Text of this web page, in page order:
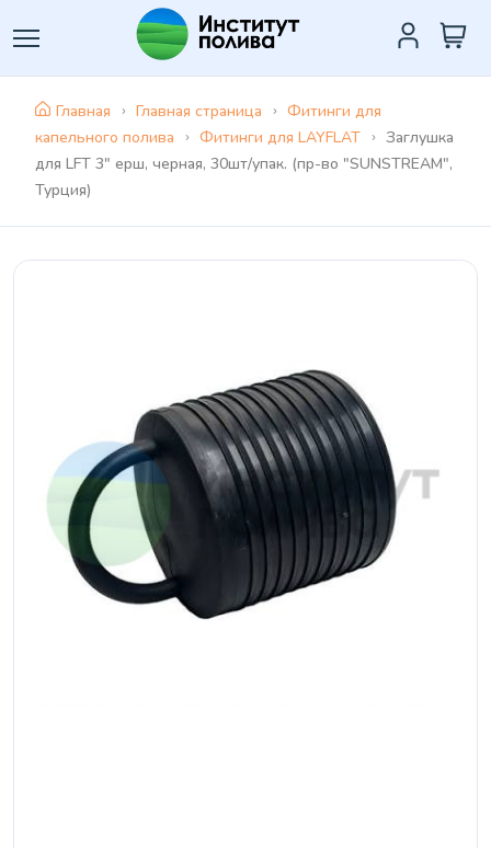
Главная Главная страница
Фитинги для
капельного полива
Фитинги для LAYFLAT
Заглушка
для LFT 3" ерш, черная, 30шт/упак. (пр-во "SUNSTREAM",
Турция)